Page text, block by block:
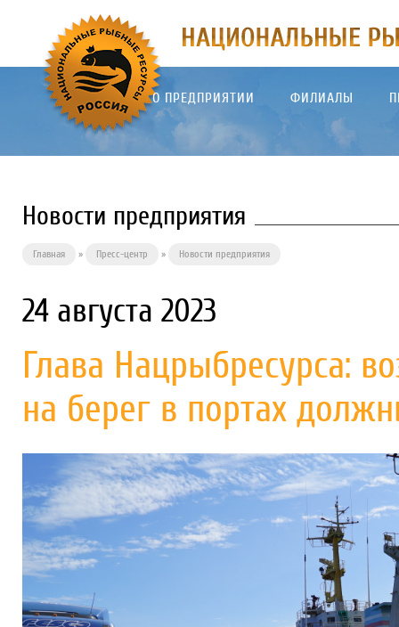
О ПРЕДПРИЯТИИ ФИЛИАЛЫ
Новости предприятия
Главная » Пресс-центр » Новости предприятия
24 августа 2023
Глава Нацрыбресурса:
на берег в портах